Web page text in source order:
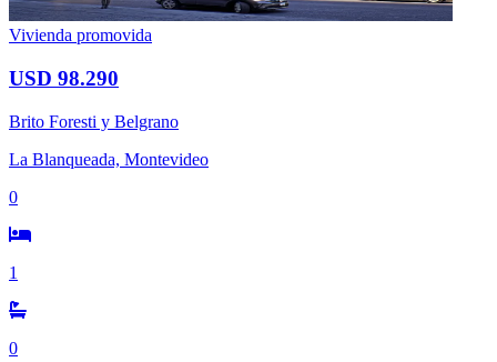
Vivienda promovida
USD 98.290
Brito Foresti y Belgrano
La Blanqueada, Montevideo
0
1
0